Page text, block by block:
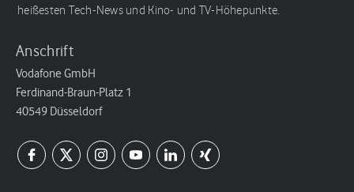
heißesten Tech-News und Kino- und TV-Höhepunkte.
Anschrift
Vodafone GmbH
Ferdinand-Braun-Platz 1
40549 Düsseldorf